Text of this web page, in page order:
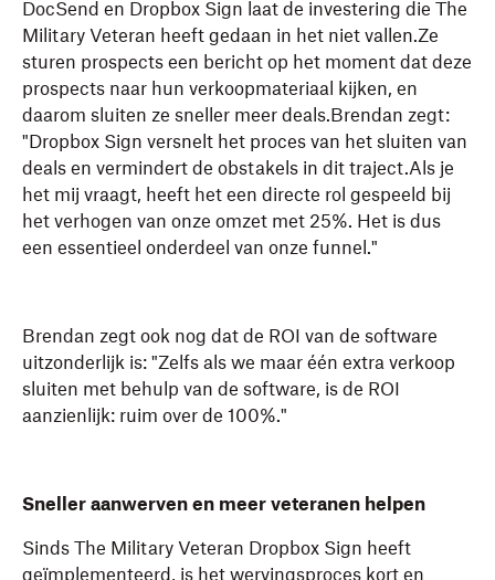
DocSend en Dropbox Sign laat de investering die The
Military Veteran heeft gedaan in het niet vallen.Ze
sturen prospects een bericht op het moment dat deze
prospects naar hun verkoopmateriaal kijken, en
daarom sluiten ze sneller meer deals.Brendan zegt:
"Dropbox Sign versnelt het proces van het sluiten van
deals en vermindert de obstakels in dit traject.Als je
het mij vraagt, heeft het een directe rol gespeeld bij
het verhogen van onze omzet met 25%. Het is dus
een essentieel onderdeel van onze funnel."
Brendan zegt ook nog dat de ROI van de software
uitzonderlijk is: "Zelfs als we maar één extra verkoop
sluiten met behulp van de software, is de ROI
aanzienlijk: ruim over de 100%."
Sneller aanwerven en meer veteranen helpen
Sinds The Military Veteran Dropbox Sign heeft
geïmplementeerd, is het wervingsproces kort en